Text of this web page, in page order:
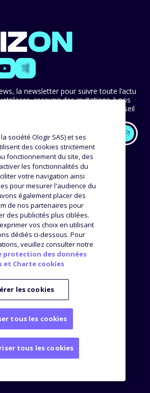
la newsletter pour suivre toute l’actu
recevoir des invitations à nos
première et ne manquer aucun conseil
NOS CLIENTS
Success stories
Avis et témoignages
RESSOURCES
Top Brands
Blog
Webinars
Presse
des données personnelles
de Courcelles - 75017 Paris - France
société Ologir SAS) et ses
des cookies strictement
fonctionnement du site, des
les fonctionnalités du
votre navigation ainsi
pour mesurer l'audience du
également placer des
de nos partenaires pour
des publicités plus ciblées.
vos choix en utilisant
dédiés ci-dessous. Pour
veuillez consulter notre
protection des données
et Charte cookies
les cookies
tous les cookies
tous les cookies